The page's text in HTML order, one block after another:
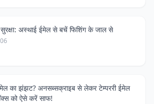
अस्थाई ईमेल से बचें फिशिंग के जाल से
का झंझट? अनसब्सक्राइब से लेकर टेम्पररी ईमेल
को ऐसे करें साफ!